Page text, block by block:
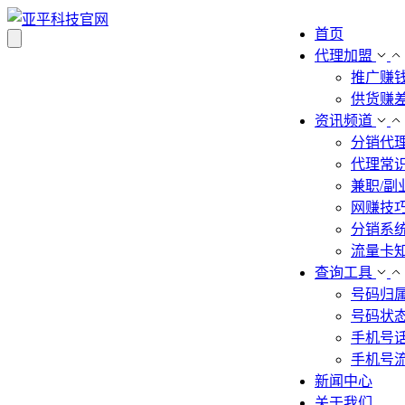
首页
代理加盟
推广赚
供货赚
资讯频道
分销代
代理常
兼职/副
网赚技
分销系
流量卡
查询工具
号码归
号码状
手机号
手机号
新闻中心